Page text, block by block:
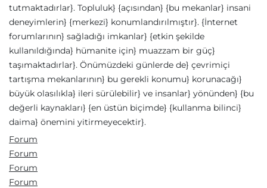
tutmaktadırlar}. Topluluk} {açısından} {bu mekanlar} insani
deneyimlerin} {merkezi} konumlandırılmıştır}. {İnternet
forumlarının} sağladığı imkanlar} {etkin şekilde
kullanıldığında} hümanite için} muazzam bir güç}
taşımaktadırlar}. Önümüzdeki günlerde de} çevrimiçi
tartışma mekanlarının} bu gerekli konumu} korunacağı}
büyük olasılıkla} ileri sürülebilir} ve insanlar} yönünden} {bu
değerli kaynakları} {en üstün biçimde} {kullanma bilinci}
daima} önemini yitirmeyecektir}.
Forum
Forum
Forum
Forum